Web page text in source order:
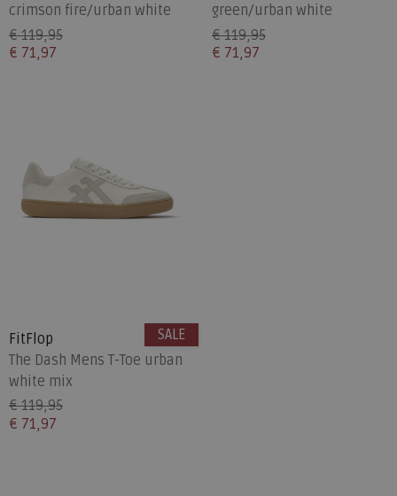
crimson fire/urban white
€ 119,95
€ 71,97
green/urban white
€ 119,95
€ 71,97
FitFlop
The Dash Mens T-Toe urban
white mix
€ 119,95
€ 71,97
SALE